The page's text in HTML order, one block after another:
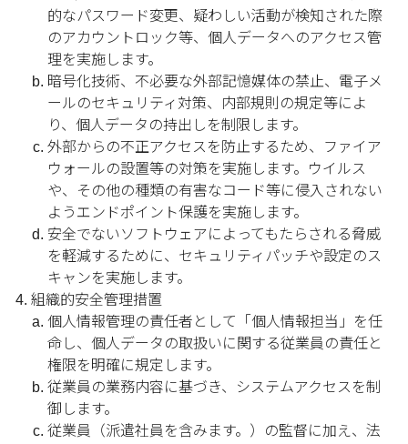
的なパスワード変更、疑わしい活動が検知された際
のアカウントロック等、個人データへのアクセス管
理を実施します。
暗号化技術、不必要な外部記憶媒体の禁止、電子メ
ールのセキュリティ対策、内部規則の規定等によ
り、個人データの持出しを制限します。
外部からの不正アクセスを防止するため、ファイア
ウォールの設置等の対策を実施します。ウイルス
や、その他の種類の有害なコード等に侵入されない
ようエンドポイント保護を実施します。
安全でないソフトウェアによってもたらされる脅威
を軽減するために、セキュリティパッチや設定のス
キャンを実施します。
組織的安全管理措置
個人情報管理の責任者として「個人情報担当」を任
命し、個人データの取扱いに関する従業員の責任と
権限を明確に規定します。
従業員の業務内容に基づき、システムアクセスを制
御します。
従業員（派遣社員を含みます。）の監督に加え、法